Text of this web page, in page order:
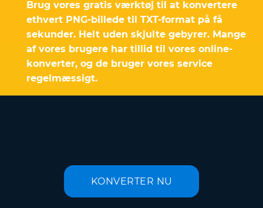
Brug vores gratis værktøj til at konvertere
ethvert PNG-billede til TXT-format på få
sekunder. Helt uden skjulte gebyrer. Mange
af vores brugere har tillid til vores online-
konverter, og de bruger vores service
regelmæssigt.
KONVERTER NU